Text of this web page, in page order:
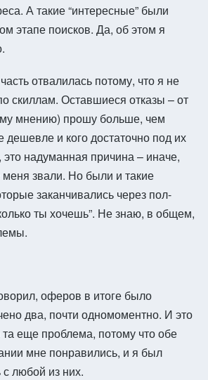
А такие “интересные” были
этапе поисков. Да, об этом я
отвалилась потому, что я не
скиллам. Оставшиеся отказы – от
мнению) прошу больше, чем
дешевле и кого достаточно под их
надуманная причина – иначе,
звали. Но были и такие
заканчивались через пол-
ты хочешь”. Не знаю, в общем,
оферов в итоге было
два, почти одномоментно. И это
еще проблема, потому что обе
мне понравились, и я был
с любой из них.